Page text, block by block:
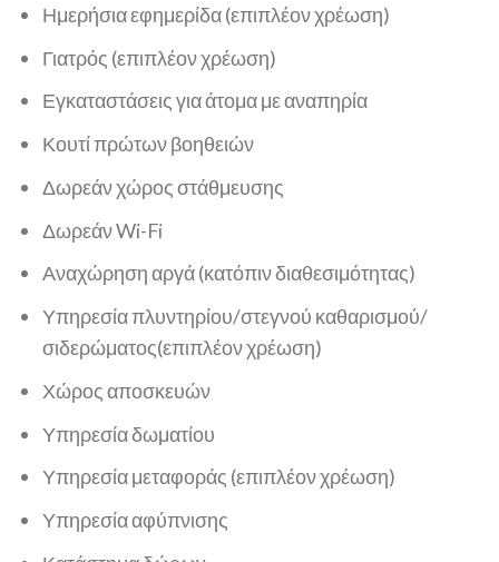
Ημερήσια εφημερίδα (επιπλέον χρέωση)
Γιατρός (επιπλέον χρέωση)
Εγκαταστάσεις για άτομα με αναπηρία
Κουτί πρώτων βοηθειών
Δωρεάν χώρος στάθμευσης
Δωρεάν Wi-Fi
Αναχώρηση αργά (κατόπιν διαθεσιμότητας)
Υπηρεσία πλυντηρίου/στεγνού καθαρισμού/
σιδερώματος(επιπλέον χρέωση)
Χώρος αποσκευών
Υπηρεσία δωματίου
Υπηρεσία μεταφοράς (επιπλέον χρέωση)
Υπηρεσία αφύπνισης